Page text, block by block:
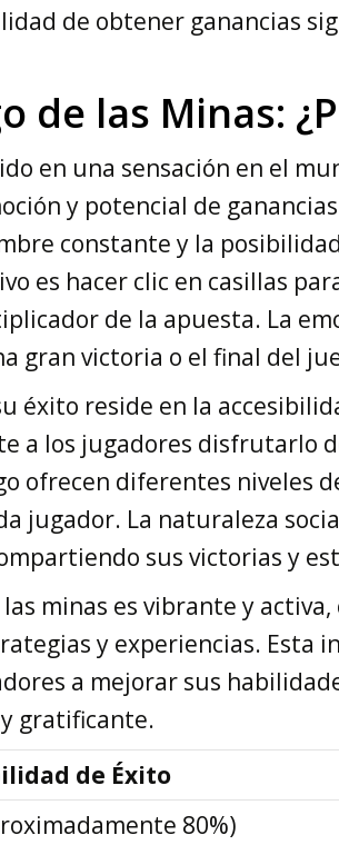
de obtener ganancias
de las Minas:
en una sensación en el
y potencial de
constante y la
es hacer clic en casillas
de la apuesta. La
gran victoria o el final del
éxito reside en la
a los jugadores disfrutarlo
ofrecen diferentes niveles
jugador. La naturaleza
sus victorias y
minas es vibrante y
y experiencias. Esta
a mejorar sus
gratificante.
de Éxito
80%)